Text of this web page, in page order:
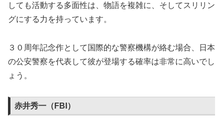
しても活動する多面性は、物語を複雑に、そしてスリリン
グにする力を持っています。
３０周年記念作として国際的な警察機構が絡む場合、日本
の公安警察を代表して彼が登場する確率は非常に高いでし
ょう。
赤井秀一（FBI）